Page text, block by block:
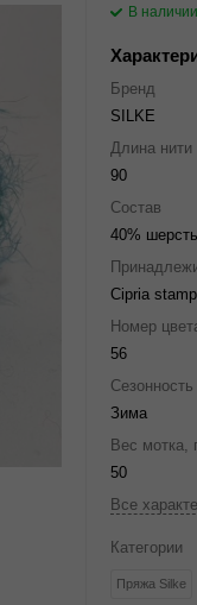
В наличии
Бренд
SILKE
Длина нити
90
Состав
40%
Cipria
Номер
56
Сезонность
Зима
Вес мотка, г
50
Все
Категории
Пряжа Silke